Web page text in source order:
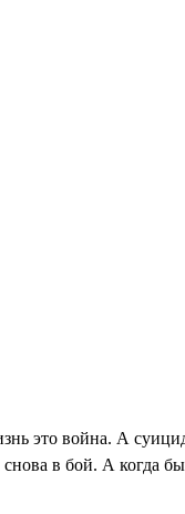
это война. А
в бой. А когда